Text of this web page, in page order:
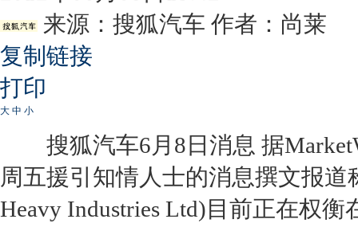
来源： 搜狐汽车 作者：尚莱
复制链接
打印
大 中 小
搜狐汽车6月8日消息 据
周五援引知情人士的消息撰文报道
Heavy Industries Ltd)目前正在权